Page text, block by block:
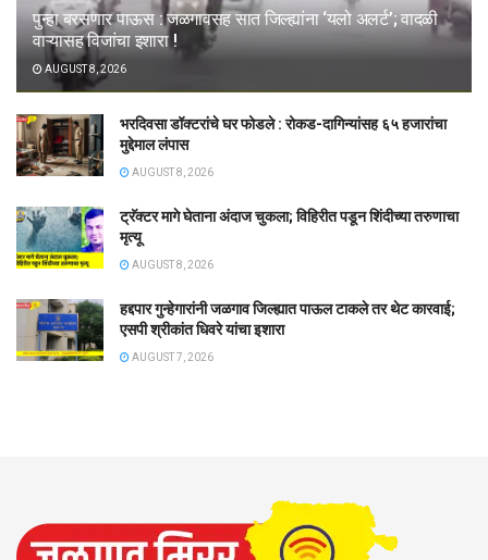
पुन्हा बरसणार पाऊस : जळगावसह सात जिल्ह्यांना ‘यलो अलर्ट’; वादळी
वाऱ्यासह विजांचा इशारा !
AUGUST 8, 2026
भरदिवसा डॉक्टरांचे घर फोडले : रोकड-दागिन्यांसह ६५ हजारांचा
मुद्देमाल लंपास
AUGUST 8, 2026
ट्रॅक्टर मागे घेताना अंदाज चुकला; विहिरीत पडून शिंदीच्या तरुणाचा
मृत्यू
AUGUST 8, 2026
हद्दपार गुन्हेगारांनी जळगाव जिल्ह्यात पाऊल टाकले तर थेट कारवाई;
एसपी श्रीकांत धिवरे यांचा इशारा
AUGUST 7, 2026